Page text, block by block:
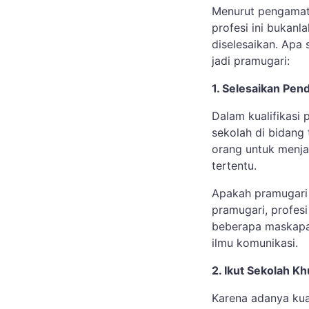
Menurut
profesi ini
diselesaikan. Apa
jadi pramugari:
1. Selesaikan
Dalam kualifikasi
sekolah di bidang
orang untuk
tertentu.
Apakah
pramugari,
beberapa
ilmu komunikasi.
2. Ikut Sekolah
Karena adanya